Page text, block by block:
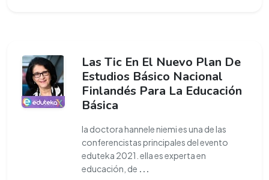
Las Tic En El Nuevo Plan De
Estudios Básico Nacional
Finlandés Para La Educación
Básica
la doctora hannele niemi es una de las
conferencistas principales del evento
eduteka 2021. ella es experta en
educación, de ...